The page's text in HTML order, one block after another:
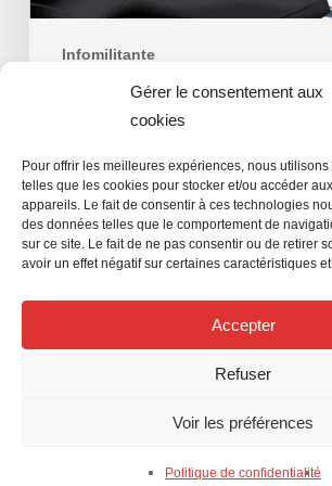
Gérer le consentement aux
cookies
Pour offrir les meilleures expériences, nous
telles que les cookies pour stocker et/ou accéder
appareils. Le fait de consentir à ces technologies
des données telles que le comportement de
sur ce site. Le fait de ne pas consentir ou de retirer
avoir un effet négatif sur certaines caractéristiques
Accepter
Refuser
Voir les préférences
Politique de confidentialité
Infomilitante
L’InFO militante 3374
Jean-Luc JOSSE
28 février 2023